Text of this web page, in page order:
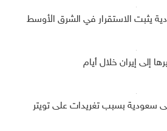
يثبت الاستقرار في الشرق الأوسط
إلى إيران خلال أيام